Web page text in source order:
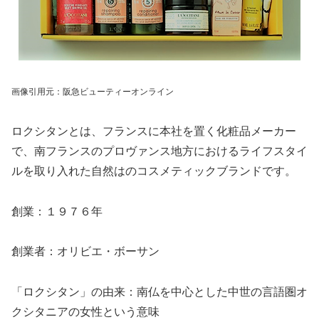
画像引用元：阪急ビューティーオンライン
ロクシタンとは、フランスに本社を置く化粧品メーカー
で、南フランスのプロヴァンス地方におけるライフスタイ
ルを取り入れた自然はのコスメティックブランドです。
創業：１９７６年
創業者：オリビエ・ボーサン
「ロクシタン」の由来：南仏を中心とした中世の言語圏オ
クシタニアの女性という意味